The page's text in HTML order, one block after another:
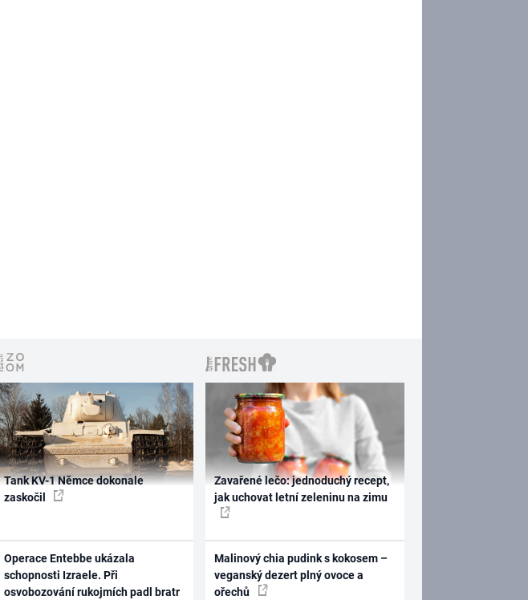
Tank KV-1 Němce dokonale
zaskočil
Operace Entebbe ukázala
schopnosti Izraele. Při
osvobozování rukojmích padl bratr
Zavařené lečo: jednoduchý recept,
jak uchovat letní zeleninu na zimu
Malinový chia pudink s kokosem –
veganský dezert plný ovoce a
ořechů